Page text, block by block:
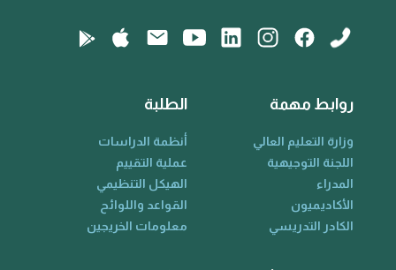
روابط مهمة
وزارة التعليم العالي
اللجنة التوجيهية
المدراء
الأكاديميون
الكادر التدريسي
الطلبة
أنظمة الدراسات
عملية التقييم
الهيكل التنظيمي
القواعد واللوائح
معلومات الخريجين